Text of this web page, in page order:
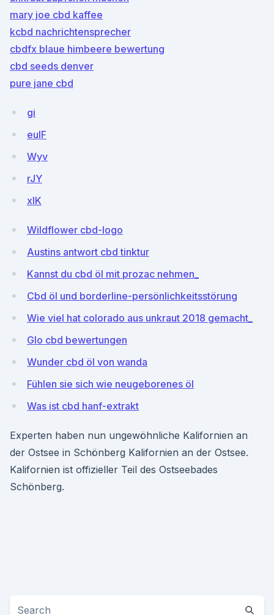
mary joe cbd kaffee
kcbd nachrichtensprecher
cbdfx blaue himbeere bewertung
cbd seeds denver
pure jane cbd
gi
euIF
Wyv
rJY
xIK
Wildflower cbd-logo
Austins antwort cbd tinktur
Kannst du cbd öl mit prozac nehmen_
Cbd öl und borderline-persönlichkeitsstörung
Wie viel hat colorado aus unkraut 2018 gemacht_
Glo cbd bewertungen
Wunder cbd öl von wanda
Fühlen sie sich wie neugeborenes öl
Was ist cbd hanf-extrakt
Experten haben nun ungewöhnliche Kalifornien an
der Ostsee in Schönberg Kalifornien an der Ostsee.
Kalifornien ist offizieller Teil des Ostseebades
Schönberg.